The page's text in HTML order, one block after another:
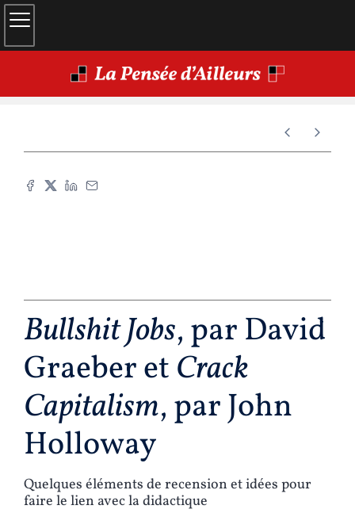
Bullshit Jobs, par David
Graeber etCrack
Capitalism, par John
Holloway
Quelques éléments de recension et idées pour
faire le lien avec la didactique